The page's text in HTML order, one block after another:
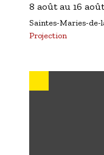
8 août au 16 août
Saintes-Maries-de-
Projection